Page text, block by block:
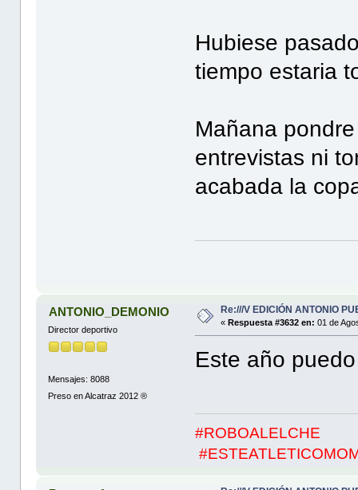
Hubiese
tiempo estaria
Mañana
entrevistas ni
acabada la
ANTONIO_DEMONIO
Director deportivo
Mensajes: 8088
Preso en Alcatraz 2012 ®
Re:///V EDICIÓN ANTONIO
« Respuesta #3632 en: 01 de
Este año
#ROBOALELCHE